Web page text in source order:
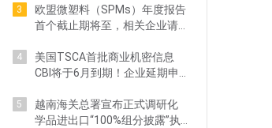
3
欧盟微塑料（SPMs）年度报告
首个截止期将至，相关企业请
4
美国TSCA首批商业机密信息
CBI将于6月到期！企业延期申
5
越南海关总署宣布正式调研化
学品进出口“100%组分披露”执